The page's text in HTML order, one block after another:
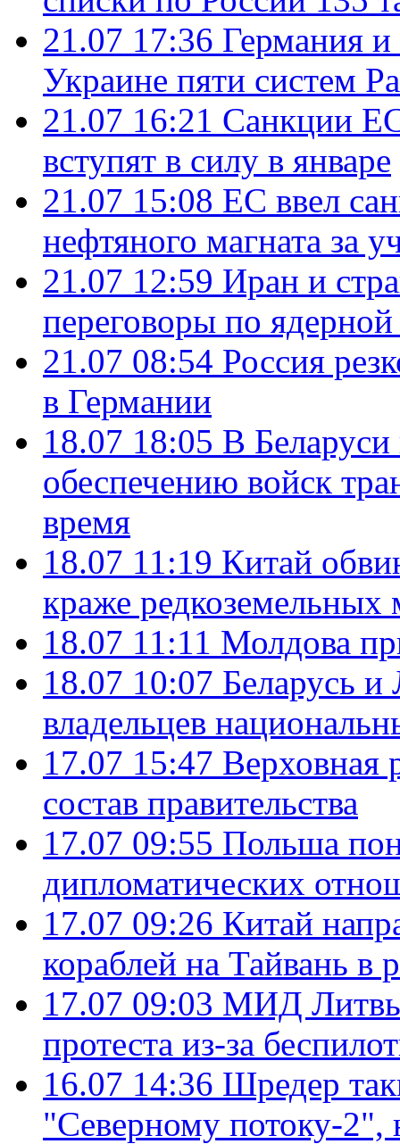
21.07 17:36 Германия
Украине пяти систем
21.07 16:21 Санкции
вступят в силу в январе
21.07 15:08 ЕС ввел
нефтяного магната за
21.07 12:59 Иран и
переговоры по
21.07 08:54 Россия
в Германии
18.07 18:05 В
обеспечению войск
время
18.07 11:19 Китай
краже редкоземельных
18.07 11:11 Молдова
18.07 10:07 Беларусь
владельцев
17.07 15:47 Верховная
состав правительства
17.07 09:55 Польша
дипломатических
17.07 09:26 Китай
кораблей на Тайвань в
17.07 09:03 МИД Литвы
протеста из-за
16.07 14:36 Шредер
"Северному потоку-2",